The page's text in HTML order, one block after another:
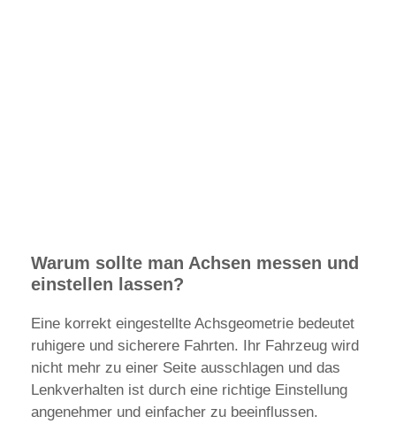
Warum sollte man Achsen messen und
einstellen lassen?
Eine korrekt eingestellte Achsgeometrie bedeutet
ruhigere und sicherere Fahrten. Ihr Fahrzeug wird
nicht mehr zu einer Seite ausschlagen und das
Lenkverhalten ist durch eine richtige Einstellung
angenehmer und einfacher zu beeinflussen.